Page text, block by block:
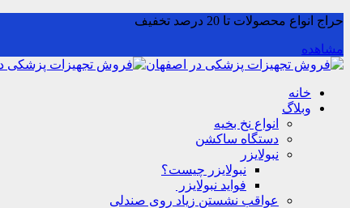
حراج انواع محصولات تا 20 درصد تخفیف
مشاهده
خانه
وبلاگ
انواع نخ بخیه
دستگاه ساکشن
نبولایزر
نبولایزر چیست؟
فواید نبولایزر
عواقب نشستن زیاد روی صندلی